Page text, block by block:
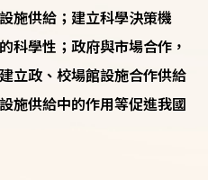
施供給；建立科學決策機
科學性；政府與市場合作，
立政、校場館設施合作供給
施供給中的作用等促進我國